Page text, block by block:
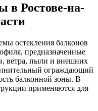
в Ростове-на-
остекления балконов
предназначенные
ветра, пыли и внешних
ограждающий
балконной зоны. В
применяются для